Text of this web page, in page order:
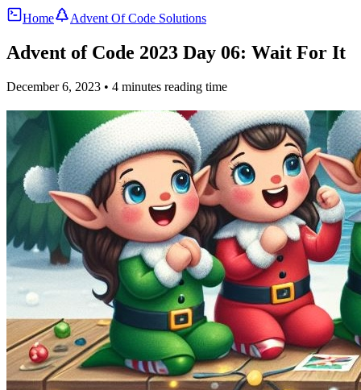
Home Advent Of Code Solutions
Advent of Code 2023 Day 06: Wait For It
December 6, 2023 • 4 minutes reading time